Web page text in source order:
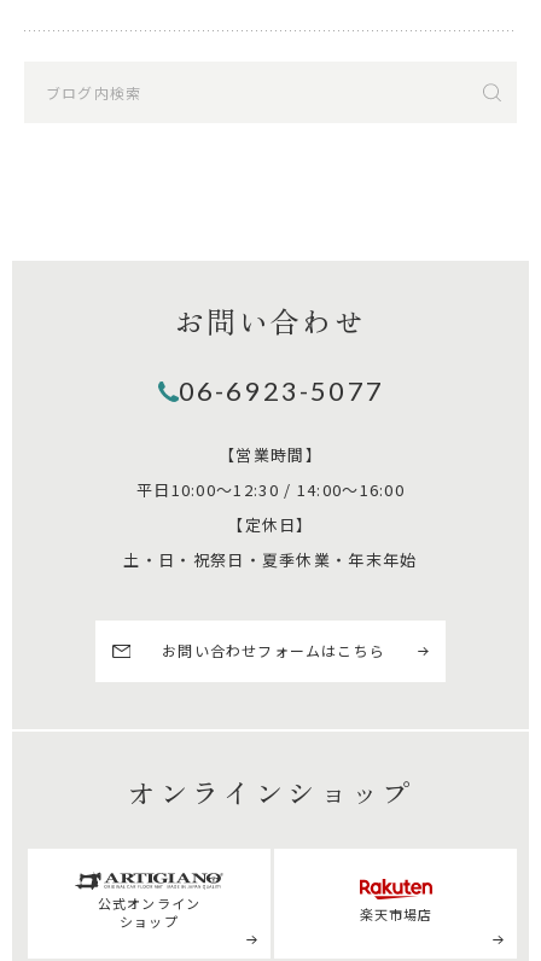
お問い合わせ
06-6923-5077
【営業時間】
平日10:00～12:30 / 14:00～16:00
【定休日】
土・日・祝祭日・夏季休業・年末年始
お問い合わせフォームはこちら
オンラインショップ
公式オンライン
ショップ
楽天市場店